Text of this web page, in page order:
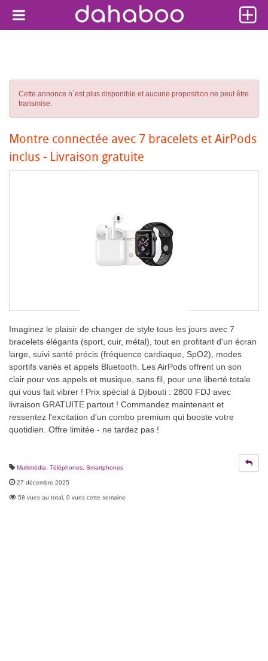
Cette annonce n´est plus disponible et aucune proposition ne peut être
transmise.
Montre connectée avec 7 bracelets et AirPods
inclus - Livraison gratuite
Imaginez le plaisir de changer de style tous les jours avec 7
bracelets élégants (sport, cuir, métal), tout en profitant d'un écran
large, suivi santé précis (fréquence cardiaque, SpO2), modes
sportifs variés et appels Bluetooth. Les AirPods offrent un son
clair pour vos appels et musique, sans fil, pour une liberté totale
qui vous fait vibrer ! Prix spécial à Djibouti : 2800 FDJ avec
livraison GRATUITE partout ! Commandez maintenant et
ressentez l'excitation d'un combo premium qui booste votre
quotidien. Offre limitée - ne tardez pas !
Multimédia Téléphones, Smartphones
27 décembre 2025
58 vues au total, 0 vues cette semaine